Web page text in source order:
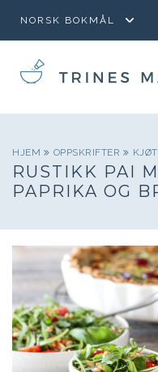
HJEM OPPSKRIFTER
RUSTIKK PAI
PAPRIKA OG